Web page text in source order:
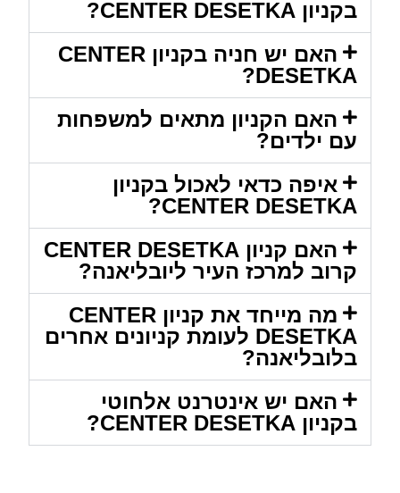
בקניון CENTER DESETKA?
האם יש חניה בקניון CENTER
DESETKA?
האם הקניון מתאים למשפחות
עם ילדים?
איפה כדאי לאכול בקניון
CENTER DESETKA?
האם קניון CENTER DESETKA
קרוב למרכז העיר ליובליאנה?
מה מייחד את קניון CENTER
DESETKA לעומת קניונים אחרים
בלובליאנה?
האם יש אינטרנט אלחוטי
בקניון CENTER DESETKA?